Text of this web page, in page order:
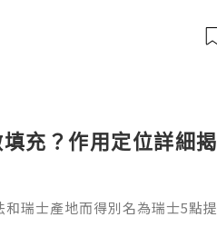
秘密》（映画ちいかわ 人魚の
的時候，突然收到一張傳單，邀
充？作用定位詳細揭
瑞士產地而得別名為瑞士5點提